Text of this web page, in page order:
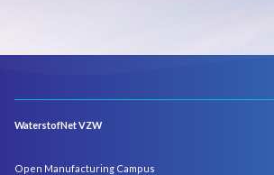
WaterstofNet VZW
Open Manufacturing Campus